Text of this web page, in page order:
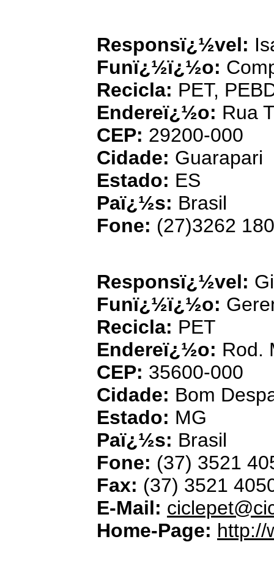
Responsï¿½vel:
Funï¿½ï¿½o:
Recicla: PET,
Endereï¿½o: Rua
CEP: 29200-000
Cidade: Guarapari
Estado: ES
Paï¿½s: Brasil
Fone: (27)3262
Responsï¿½vel:
Funï¿½ï¿½o:
Recicla: PET
Endereï¿½o: Rod.
CEP: 35600-000
Cidade: Bom
Estado: MG
Paï¿½s: Brasil
Fone: (37) 3521
Fax: (37) 3521
E-Mail:
Home-Page: http://